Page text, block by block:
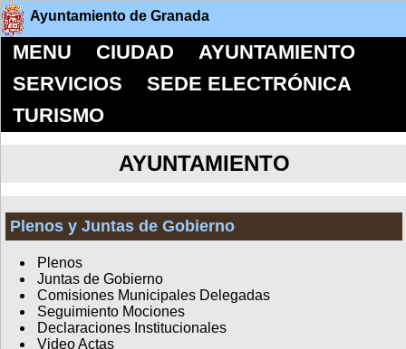
Ayuntamiento de Granada
MENU CIUDAD
AYUNTAMIENTO
SERVICIOS
SEDE ELECTRÓNICA
TURISMO
AYUNTAMIENTO
Plenos y Juntas de Gobierno
Plenos
Juntas de Gobierno
Comisiones Municipales Delegadas
Seguimiento Mociones
Declaraciones Institucionales
Video Actas